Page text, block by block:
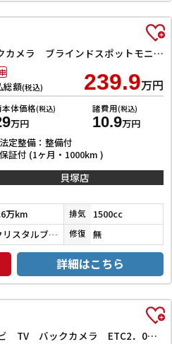
e：HEV Z ナビ TV バックカメラ ブラインドスポットモニター クリアランスソナー アダプティブクルーズコントロール ワイヤレス充電 電動リアゲート 衝突被害軽減システム LEDヘッドランプ アルミホイール
総額(税込) 239.9万円
本体価格(税込)
万円
諸費用(税込)
10.9万円
法定整備：整備付
保証付 (1ヶ月・1000km )
貝塚店
万km 排気 1500cc
クリスタルブラックパール 修復 無
詳細はこちら
Si ダブルバイビーII 純正ナビ TV バックカメラ ETC2．0 フリップダウンモニター クリアランスソナー オートクルーズコントロール レーンアシスト 衝突被害軽減システム 両側電動スライドドア LEDヘッドランプ